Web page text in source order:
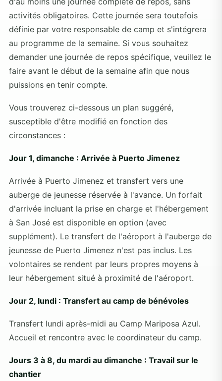
activités obligatoires. Cette journée sera toutefois
définie par votre responsable de camp et s'intégrera
au programme de la semaine. Si vous souhaitez
demander une journée de repos spécifique, veuillez le
faire avant le début de la semaine afin que nous
puissions en tenir compte.
Vous trouverez ci-dessous un plan suggéré,
susceptible d'être modifié en fonction des
circonstances :
Jour 1, dimanche : Arrivée à Puerto Jimenez
Arrivée à Puerto Jimenez et transfert vers une
auberge de jeunesse réservée à l'avance. Un forfait
d'arrivée incluant la prise en charge et l'hébergement
à San José est disponible en option (avec
supplément). Le transfert de l'aéroport à l'auberge de
jeunesse de Puerto Jimenez n'est pas inclus. Les
volontaires se rendent par leurs propres moyens à
leur hébergement situé à proximité de l'aéroport.
Jour 2, lundi : Transfert au camp de bénévoles
Transfert lundi après-midi au Camp Mariposa Azul.
Accueil et rencontre avec le coordinateur du camp.
Jours 3 à 8, du mardi au dimanche : Travail sur le
chantier